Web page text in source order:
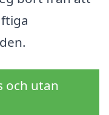
och utan